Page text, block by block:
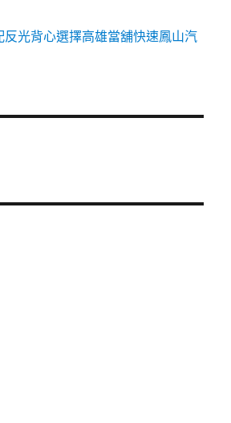
反光背心選擇高雄當舖快速鳳山汽